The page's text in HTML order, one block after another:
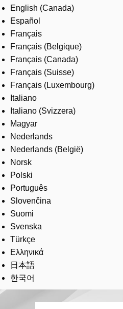
English (Canada)
Español
Français
Français (Belgique)
Français (Canada)
Français (Suisse)
Français (Luxembourg)
Italiano
Italiano (Svizzera)
Magyar
Nederlands
Nederlands (België)
Norsk
Polski
Português
Slovenčina
Suomi
Svenska
Türkçe
Ελληνικά
日本語
한국어